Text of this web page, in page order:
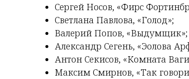
Сергей Носов, «Фирс
Светлана Павлова, «Голод»;
Валерий Попов, «Выдумщик»;
Александр Сегень, «Эолова
Антон Секисов, «Комната
Максим Смирнов, «Так